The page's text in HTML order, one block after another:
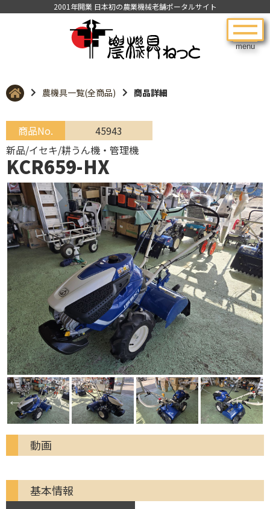
menu
2001年開業 日本初の農業機械老舗ポータルサイト
農機具一覧(全商品) 商品詳細
商品No.
45943
新品/イセキ/耕うん機・管理機
KCR659-HX
動画
基本情報